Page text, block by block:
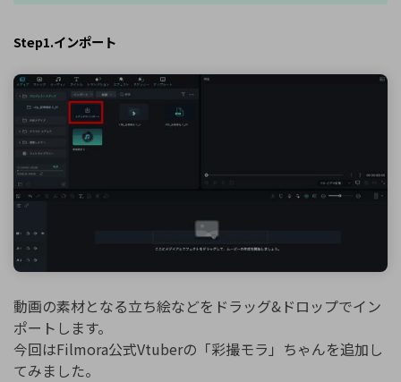
Step1.インポート
動画の素材となる立ち絵などをドラッグ&ドロップでイン
ポートします。
今回はFilmora公式Vtuberの「彩撮モラ」ちゃんを追加し
てみました。